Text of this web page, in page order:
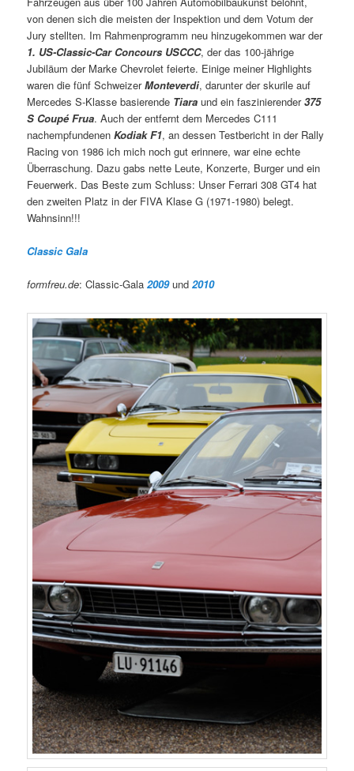
von denen sich die meisten der Inspektion und dem Votum der
Jury stellten. Im Rahmenprogramm neu hinzugekommen war der
1. US-Classic-Car Concours USCCC, der das 100-jährige
Jubiläum der Marke Chevrolet feierte. Einige meiner Highlights
waren die fünf SchweizerMonteverdi, darunter der skurile auf
Mercedes S-Klasse basierende Tiara und ein faszinierender375
S Coupé Frua. Auch der entfernt dem Mercedes C111
nachempfundenenKodiak F1, an dessen Testbericht in der Rally
Racing von 1986 ich mich noch gut erinnere, war eine echte
Überraschung. Dazu gabs nette Leute, Konzerte, Burger und ein
Feuerwerk. Das Beste zum Schluss: Unser Ferrari 308 GT4 hat
den zweiten Platz in der FIVA Klase G (1971-1980) belegt.
Wahnsinn!!!
Classic Gala
formfreu.de: Classic-Gala2009und2010